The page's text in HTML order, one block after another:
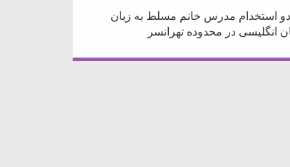
استخدام مدرس خانم مسلط به زبان
انگلیسی در محدوده تهرانسر